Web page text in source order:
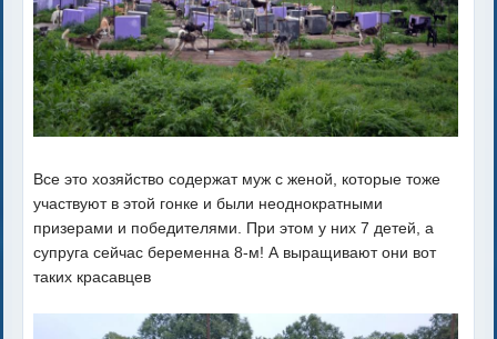
Все это хозяйство содержат муж с женой, которые тоже
участвуют в этой гонке и были неоднократными
призерами и победителями. При этом у них 7 детей, а
супруга сейчас беременна 8-м! А выращивают они вот
таких красавцев